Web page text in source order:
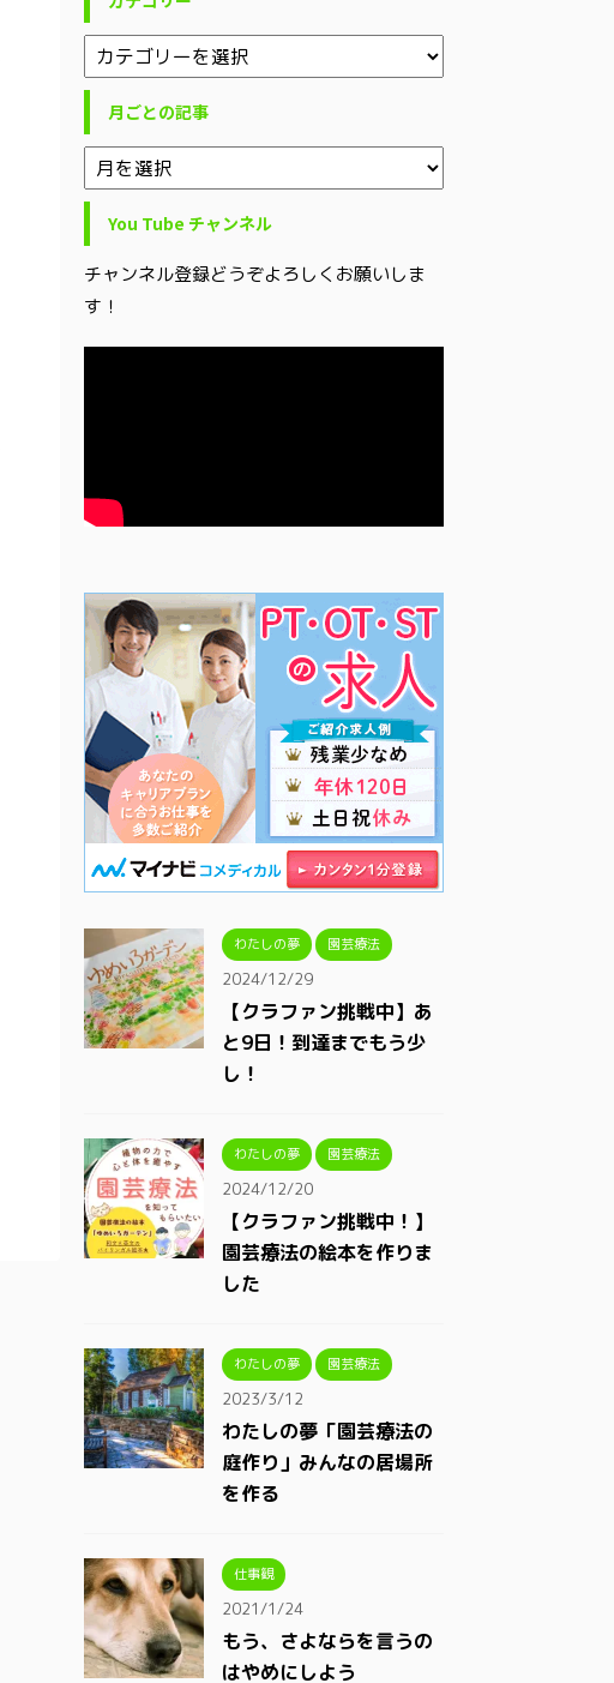
月ごとの記事
You Tube チャンネル
チャンネル登録どうぞよろしくお願いしま
す！
わたしの夢 園芸療法
2024/12/29
【クラファン挑戦中】あ
と9日！到達までもう少
し！
わたしの夢 園芸療法
2024/12/20
【クラファン挑戦中！】
園芸療法の絵本を作りま
した
わたしの夢 園芸療法
2023/3/12
わたしの夢「園芸療法の
庭作り」みんなの居場所
を作る
仕事観
2021/1/24
もう、さよならを言うの
はやめにしよう